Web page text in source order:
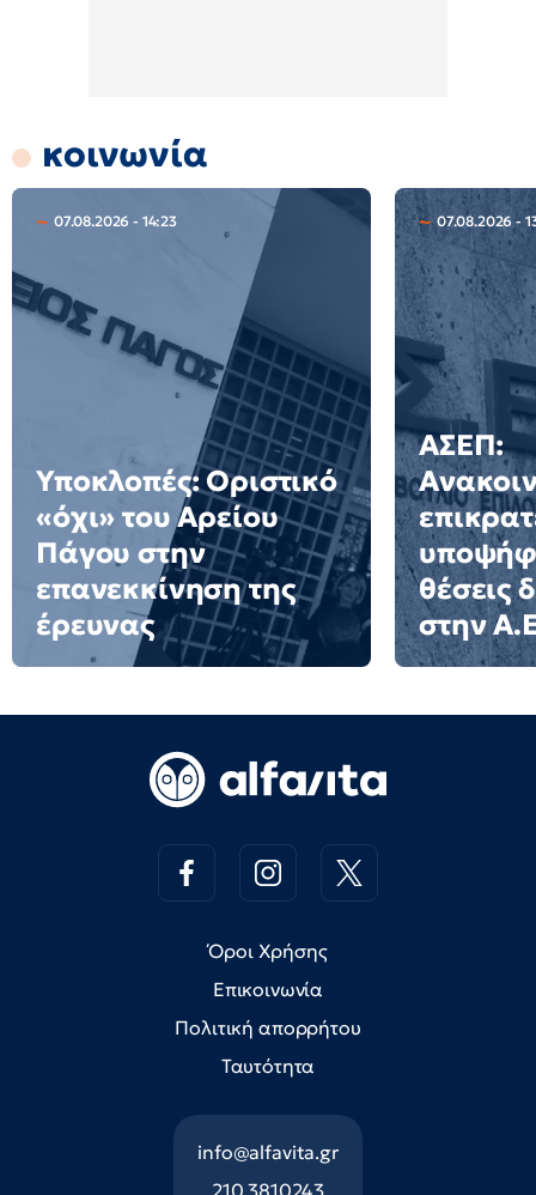
κοινωνία
07.08.2026 - 14:23
Υποκλοπές: Οριστικό
«όχι» του Αρείου
Πάγου στην
επανεκκίνηση της
έρευνας
07.08.2026 -
ΑΣΕΠ:
θέσεις
στην
Όροι Χρήσης
Επικοινωνία
Πολιτική απορρήτου
Ταυτότητα
info@alfavita.gr
210 3810243